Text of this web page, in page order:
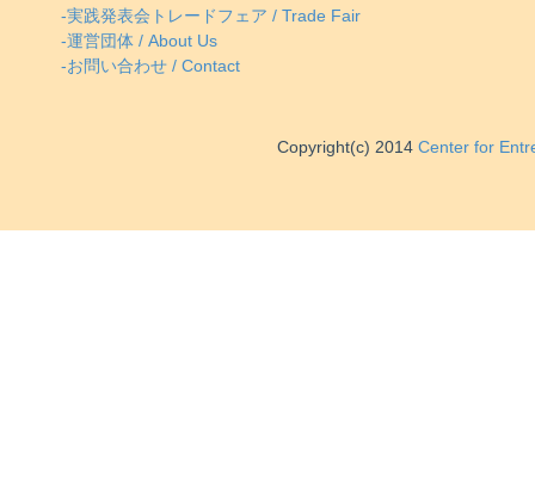
-実践発表会トレードフェア / Trade Fair
-運営団体 / About Us
-お問い合わせ / Contact
Copyright(c) 2014 Center for